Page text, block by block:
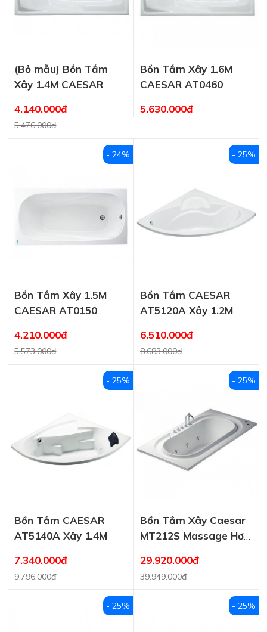
(Bỏ mẫu) Bồn Tắm
Xây 1.4M CAESAR
4.140.000đ
5.476.000đ
Bồn Tắm Xây 1.6M
CAESAR AT0460
5.630.000đ
Bồn Tắm Xây 1.5M
CAESAR AT0150
4.210.000đ
5.573.000đ
- 24%
Bồn Tắm CAESAR
AT5120A Xây 1.2M
6.510.000đ
8.683.000đ
- 25%
Bồn Tắm CAESAR
AT5140A Xây 1.4M
7.340.000đ
9.796.000đ
- 25%
Bồn Tắm Xây Caesar
MT212S Massage Hơi
29.920.000đ
39.949.000đ
- 25%
- 25% - 25%